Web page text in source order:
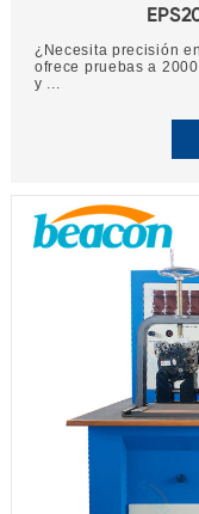
¿Necesita precisión
ofrece pruebas a
y ...